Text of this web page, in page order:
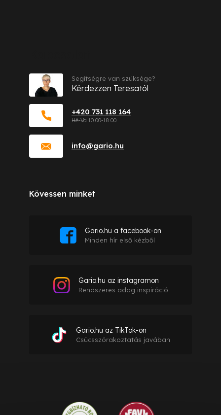
info@gario.hu
+420 731 118 164
Segítségre van szüksége?
Kérdezzen Teresatól
Kövessen minket
Gario.hu a facebook-on
Minden hír első kézből
Gario.hu az instagramon
Rendszeres adag inspiráció
Gario.hu az TikTok-on
Csúcsszórakoztatás javában